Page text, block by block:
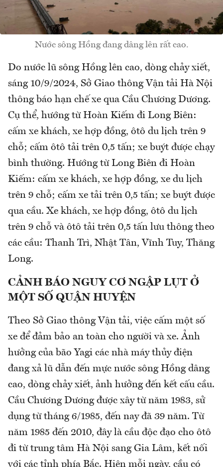
Nước sông Hồng đang dâng lên rất cao.
Do nước lũ sông Hồng lên cao, dòng chảy xiết,
sáng 10/9/2024, Sở Giao thông Vận tải Hà Nội
thông báo hạn chế xe qua Cầu Chương Dương.
Cụ thể, hướng từ Hoàn Kiếm đi Long Biên:
cấm xe khách, xe hợp đồng, ôtô du lịch trên 9
chỗ; cấm ôtô tải trên 0,5 tấn; xe buýt được chạy
bình thường. Hướng từ Long Biên đi Hoàn
Kiếm: cấm xe khách, xe hợp đồng, xe du lịch
trên 9 chỗ; cấm xe tải trên 0,5 tấn; xe buýt được
qua cầu. Xe khách, xe hợp đồng, ôtô du lịch
trên 9 chỗ và ôtô tải trên 0,5 tấn lưu thông theo
các cầu: Thanh Trì, Nhật Tân, Vĩnh Tuy, Thăng
Long.
CẢNH BÁO NGUY CƠ NGẬP LỤT Ở
MỘT SỐ QUẬN HUYỆN
Theo Sở Giao thông Vận tải, việc cấm một số
xe để đảm bảo an toàn cho người và xe. Ảnh
hưởng của bão Yagi các nhà máy thủy điện
đang xả lũ dẫn đến mực nước sông Hồng dâng
cao, dòng chảy xiết, ảnh hưởng đến kết cấu cầu.
Cầu Chương Dương được xây từ năm 1983, sử
dụng từ tháng 6/1985, đến nay đã 39 năm. Từ
năm 1985 đến 2010, đây là cầu độc đạo cho ôtô
đi từ trung tâm Hà Nội sang Gia Lâm, kết nối
với các tỉnh phía Bắc. Hiện mỗi ngày, cầu có